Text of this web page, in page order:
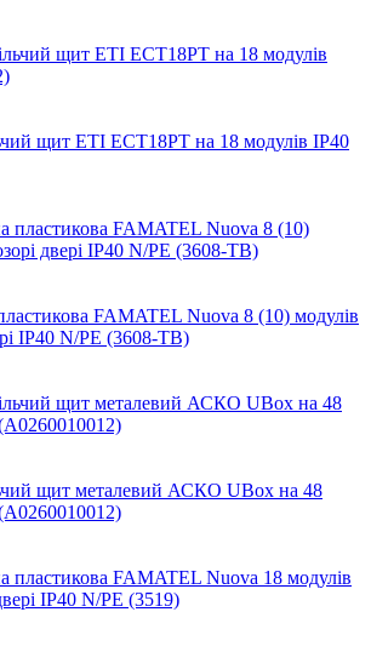
щит ETI ECT18PT на 18 модулів IP40
FAMATEL Nuova 8 (10) модулів
IP40 N/PE (3608-TB)
щит металевий АСКО UBox на 48